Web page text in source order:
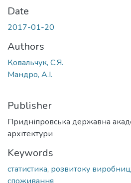
Date
2017-01-20
Authors
Ковальчук, С.Я.
Мандро, А.І.
Publisher
Придніпровська державна
архітектури
Keywords
статистика, розвитоку